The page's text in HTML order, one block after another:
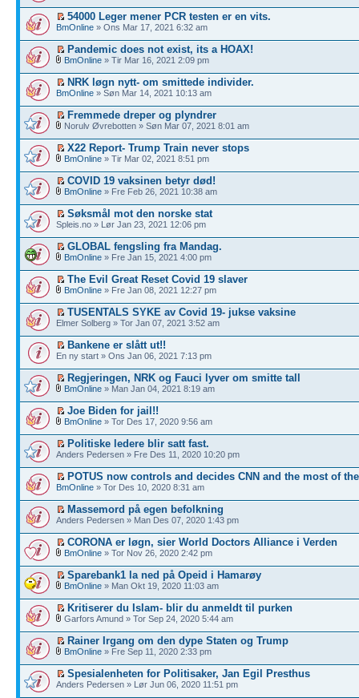
54000 Leger mener PCR testen er en vits.
BmOnline » Ons Mar 17, 2021 6:32 am
Pandemic does not exist, its a HOAX!
BmOnline » Tir Mar 16, 2021 2:09 pm
NRK løgn nytt- om smittede individer.
BmOnline » Søn Mar 14, 2021 10:13 am
Fremmede dreper og plyndrer
Norulv Øvrebotten » Søn Mar 07, 2021 8:01 am
X22 Report- Trump Train never stops
BmOnline » Tir Mar 02, 2021 8:51 pm
COVID 19 vaksinen betyr død!
BmOnline » Fre Feb 26, 2021 10:38 am
Søksmål mot den norske stat
Spleis.no » Lør Jan 23, 2021 12:06 pm
GLOBAL fengsling fra Mandag.
BmOnline » Fre Jan 15, 2021 4:00 pm
The Evil Great Reset Covid 19 slaver
BmOnline » Fre Jan 08, 2021 12:27 pm
TUSENTALS SYKE av Covid 19- jukse vaksine
Elmer Solberg » Tor Jan 07, 2021 3:52 am
Bankene er slått ut!!
En ny start » Ons Jan 06, 2021 7:13 pm
Regjeringen, NRK og Fauci lyver om smitte tall
BmOnline » Man Jan 04, 2021 8:19 am
Joe Biden for jail!!
BmOnline » Tor Des 17, 2020 9:56 am
Politiske ledere blir satt fast.
Anders Pedersen » Fre Des 11, 2020 10:20 pm
POTUS now controls and decides CNN and the most of
BmOnline » Tor Des 10, 2020 8:31 am
Massemord på egen befolkning
Anders Pedersen » Man Des 07, 2020 1:43 pm
CORONA er løgn, sier World Doctors Alliance i Verden
BmOnline » Tor Nov 26, 2020 2:42 pm
Sparebank1 la ned på Opeid i Hamarøy
BmOnline » Man Okt 19, 2020 11:03 am
Kritiserer du Islam- blir du anmeldt til purken
Garfors Amund » Tor Sep 24, 2020 5:44 am
Rainer Irgang om den dype Staten og Trump
BmOnline » Fre Sep 11, 2020 2:33 pm
Spesialenheten for Politisaker, Jan Egil Presthus
Anders Pedersen » Lør Jun 06, 2020 11:51 pm